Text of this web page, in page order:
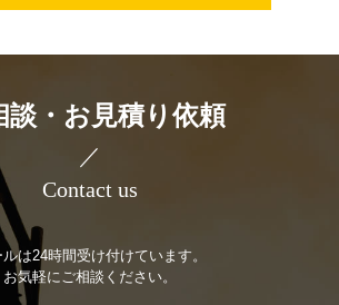
談・お見積り依頼
／
Contact us
ルは24時間受け付けています。
お気軽にご相談ください。